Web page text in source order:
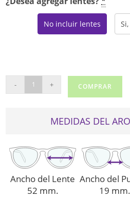
No incluir lentes
2219
- + COMPRAR
MEDIDAS DEL
Ancho del Lente
52 mm.
Ancho del
19 mm.